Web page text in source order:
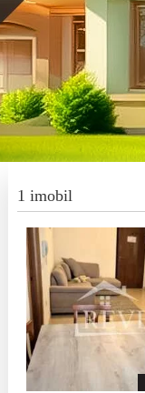
1 imobil